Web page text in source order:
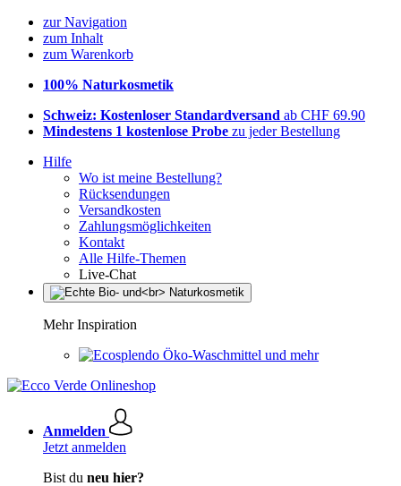
zur Navigation
zum Inhalt
zum Warenkorb
100% Naturkosmetik
Schweiz: Kostenloser Standardversand ab CHF 69.90
Mindestens 1 kostenlose Probe zu jeder Bestellung
Hilfe
Wo ist meine Bestellung?
Rücksendungen
Versandkosten
Zahlungsmöglichkeiten
Kontakt
Alle Hilfe-Themen
Live-Chat
Mehr Inspiration
Öko-Waschmittel und mehr
Anmelden
Jetzt anmelden
Bist du neu hier?